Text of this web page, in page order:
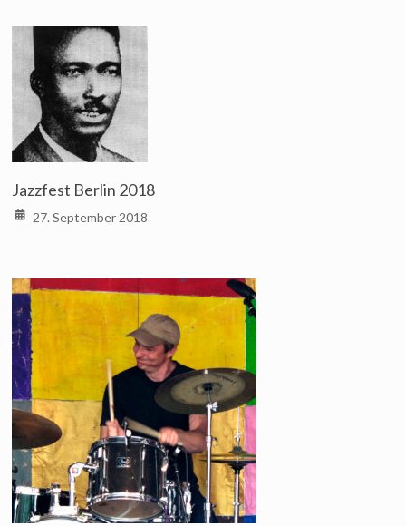
Jazzfest Berlin 2018
27. September 2018